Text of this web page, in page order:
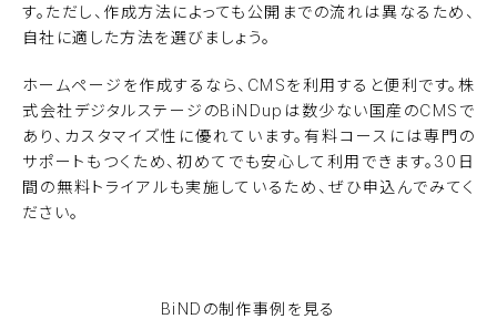
す。ただし、作成方法によっても公開までの流れは異なるため、
自社に適した方法を選びましょう。
ホームページを作成するなら、CMSを利用すると便利です。株
式会社デジタルステージのBiNDupは数少ない国産のCMSで
あり、カスタマイズ性に優れています。有料コースには専門の
サポートもつくため、初めてでも安心して利用できます。30日
間の無料トライアルも実施しているため、ぜひ申込んでみてく
ださい。
BiNDの制作事例を見る